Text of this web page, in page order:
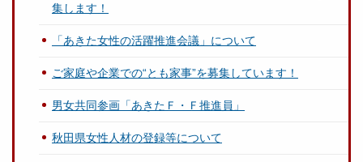
集します！
「あきた女性の活躍推進会議」について
ご家庭や企業での“とも家事”を募集しています！
男女共同参画「あきたＦ・Ｆ推進員」
秋田県女性人材の登録等について